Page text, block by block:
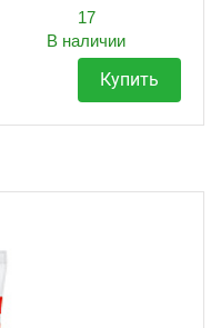
17
В наличии
Купить